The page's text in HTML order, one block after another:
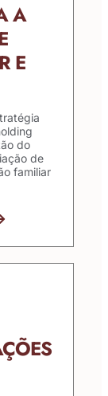
A
E
do
de
familiar